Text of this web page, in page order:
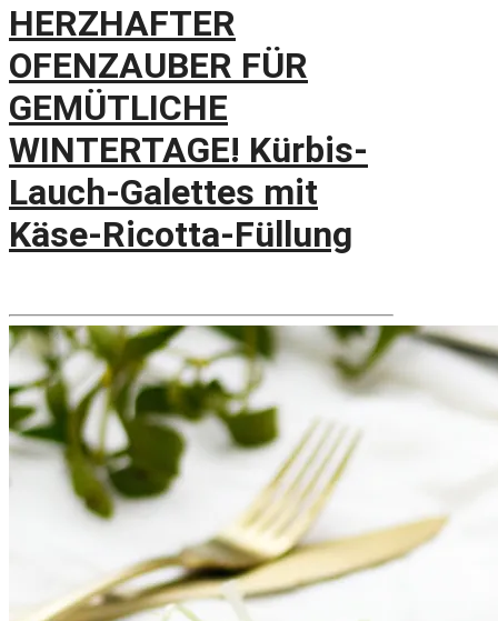
HERZHAFTER
OFENZAUBER FÜR
GEMÜTLICHE
WINTERTAGE! Kürbis-
Lauch-Galettes mit
Käse-Ricotta-Füllung